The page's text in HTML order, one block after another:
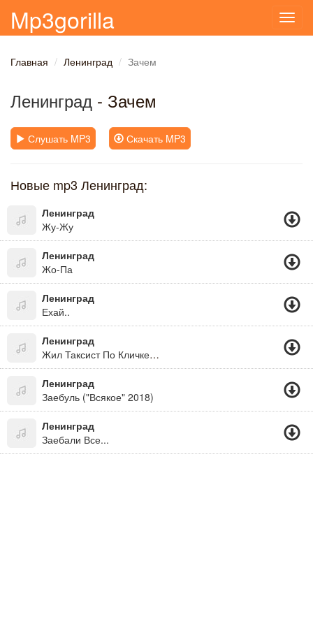
Mp3gorilla
Главная Ленинград Зачем
Ленинград - Зачем
Слушать MP3 Скачать MP3
Новые mp3 Ленинград:
Ленинград
Жу-Жу
Ленинград
Жо-Па
Ленинград
Ехай..
Ленинград
Жил Таксист По Кличке Пазик, Все Проблемы По Хую
Ленинград
Заебуль ("Всякое" 2018)
Ленинград
Заебали Все...